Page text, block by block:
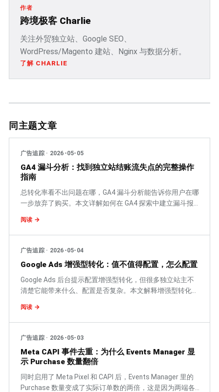
作者
跨境极客 Charlie
关注外贸独立站、Google SEO、
WordPress/Magento 建站、Nginx 与数据分析。
了解 CHARLIE
同主题文章
广告追踪· 2026-05-05
GA4 漏斗分析：找到独立站结账流失点的完整操作
指南
总转化率看不出问题在哪，GA4 漏斗分析能告诉你用户在哪
一步放弃了购买。本文详解如何在 GA4 探索中建立漏斗报
的具体流失原因，适合 Shopify 独立站运营使用。
阅读 →
广告追踪· 2026-05-04
Google Ads 增强型转化：值不值得配置，怎么配置
Google Ads 后台提示配置增强型转化，但很多独立站主不
清楚它能带来什么、配置是否复杂。本文解释增强型转化的
值得优先配置，哪些情况意义不大。
阅读 →
广告追踪· 2026-05-03
Meta CAPI 事件去重：为什么 Events Manager 显
示 Purchase 数量翻倍
同时启用了 Meta Pixel 和 CAPI 后，Events Manager 里的
Purchase 数量变成了实际订单数的两倍，这是因为两端各